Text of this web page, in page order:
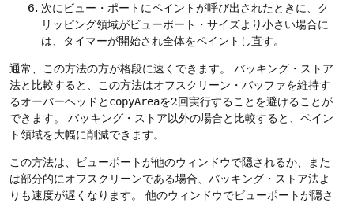
次にビュー・ポートにペイントが呼び出されたときに、ク
リッピング領域がビューポート・サイズより小さい場合に
は、タイマーが開始され全体をペイントし直す。
通常、この方法の方が格段に速くできます。
バッキング・ストア
法と比較すると、この方法はオフスクリーン・バッファを維持す
るオーバーヘッドと copyAreaを2回実行することを避けることが
できます。
バッキング・ストア以外の場合と比較すると、ペイン
ト領域を大幅に削減できます。
この方法は、ビューポートが他のウィンドウで隠されるか、また
は部分的にオフスクリーンである場合、バッキング・ストア法よ
りも速度が遅くなります。
他のウィンドウでビューポートが隠さ